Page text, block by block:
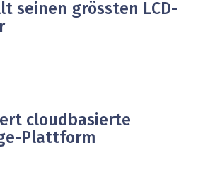
seinen grössten LCD-
cloudbasierte
Plattform